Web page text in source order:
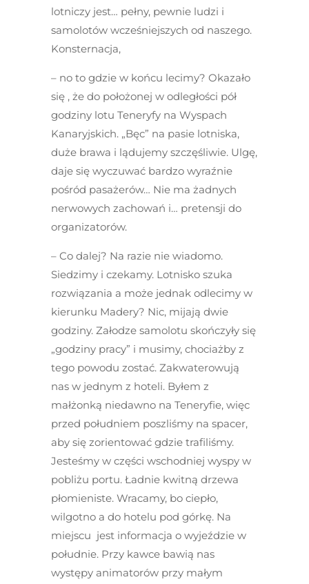
lotniczy jest… pełny, pewnie ludzi i
samolotów wcześniejszych od naszego.
Konsternacja,
– no to gdzie w końcu lecimy? Okazało
się , że do położonej w odległości pół
godziny lotu Teneryfy na Wyspach
Kanaryjskich. „Bęc” na pasie lotniska,
duże brawa i lądujemy szczęśliwie. Ulgę,
daje się wyczuwać bardzo wyraźnie
pośród pasażerów… Nie ma żadnych
nerwowych zachowań i… pretensji do
organizatorów.
– Co dalej? Na razie nie wiadomo.
Siedzimy i czekamy. Lotnisko szuka
rozwiązania a może jednak odlecimy w
kierunku Madery? Nic, mijają dwie
godziny. Załodze samolotu skończyły się
„godziny pracy” i musimy, chociażby z
tego powodu zostać. Zakwaterowują
nas w jednym z hoteli. Byłem z
małżonką niedawno na Teneryfie, więc
przed południem poszliśmy na spacer,
aby się zorientować gdzie trafiliśmy.
Jesteśmy w części wschodniej wyspy w
pobliżu portu. Ładnie kwitną drzewa
płomieniste. Wracamy, bo ciepło,
wilgotno a do hotelu pod górkę. Na
miejscu jest informacja o wyjeździe w
południe. Przy kawce bawią nas
występy animatorów przy małym